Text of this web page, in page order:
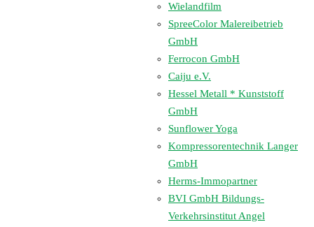
Wielandfilm
SpreeColor Malereibetrieb
GmbH
Ferrocon GmbH
Caiju e.V.
Hessel Metall * Kunststoff
GmbH
Sunflower Yoga
Kompressorentechnik Langer
GmbH
Herms-Immopartner
BVI GmbH Bildungs-
Verkehrsinstitut Angel